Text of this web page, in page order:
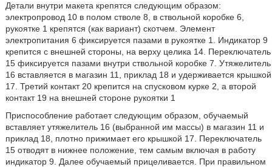
Детали внутри макета крепятся следующим образом:
электропровод 10 в полом стволе 8, в ствольной коробке 6,
рукоятке 1 крепятся (как вариант) скотчем. Элемент
электропитания 6 фиксируется пазами в рукоятке 1. Индикатор 9
крепится с внешней стороны, на верху целика 14. Переключатель
15 фиксируется пазами внутри ствольной коробке 7. Утяжелитель
16 вставляется в магазин 11, приклад 18 и удерживается крышкой
17. Третий контакт 20 крепится на спусковом курке 2, а второй
контакт 19 на внешней стороне рукоятки 1
Приспособление работает следующим образом, обучаемый
вставляет утяжелитель 16 (выбранной им массы) в магазин 11 и
приклад 18, плотно прижимает его крышкой 17. Переключатель
15 отводят в нижнее положение, тем самым включая в работу
индикатор 9. Далее обучаемый прицеливается. При правильном